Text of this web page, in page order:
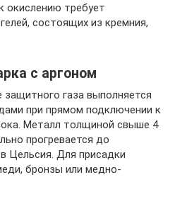
окислению требует
состоящих из кремния,
с аргоном
газа выполняется
при прямом подключении к
Металл толщиной свыше 4
прогревается до
Цельсия. Для присадки
бронзы или медно-